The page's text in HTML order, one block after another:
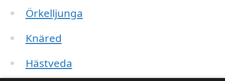
Örkelljunga
Knäred
Hästveda